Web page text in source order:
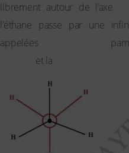
librement autour de l’axe
l’éthane passe par une
appelées
et la